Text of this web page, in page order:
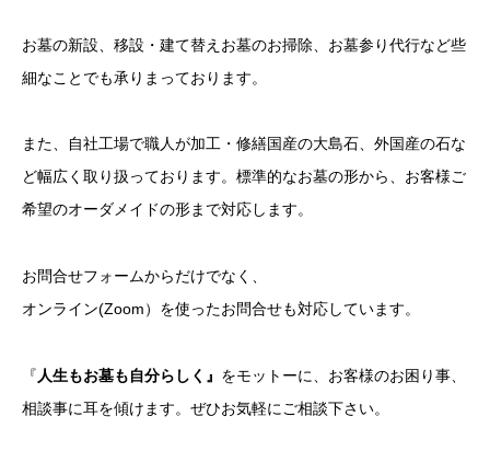
お墓の新設、移設・建て替えお墓のお掃除、お墓参り代行など些
細なことでも承りまっております。
また、自社工場で職人が加工・修繕国産の大島石、外国産の石な
ど幅広く取り扱っております。標準的なお墓の形から、お客様ご
希望のオーダメイドの形まで対応します。
お問合せフォームからだけでなく、
オンライン(Zoom）を使ったお問合せも対応しています。
『 人生もお墓も自分らしく』 をモットーに、お客様のお困り事、
相談事に耳を傾けます。ぜひお気軽にご相談下さい。